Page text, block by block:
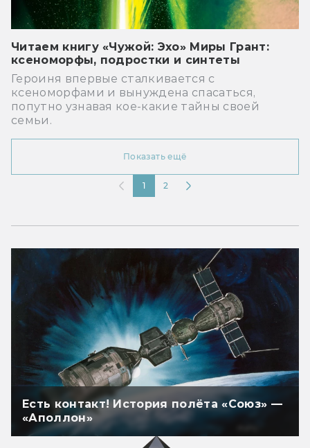
Читаем книгу «Чужой: Эхо» Миры Грант:
ксеноморфы, подростки и синтеты
Героиня впервые сталкивается с
ксеноморфами и вынуждена спасаться,
попутно узнавая кое-какие тайны своей
семьи.
Показать ещё
1 2
Есть контакт! История полёта «Союз» —
«Аполлон»